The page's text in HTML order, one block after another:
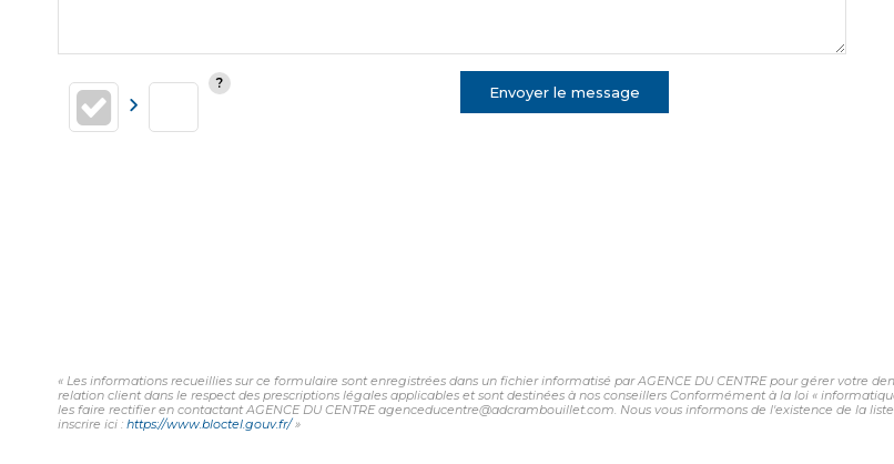
Envoyer le message
« Les informations recueillies sur ce formulaire sont enregistrées dans un fichier informatisé par AGENCE DU CENTRE pour gérer votre
relation client dans le respect des prescriptions légales applicables et sont destinées à nos conseillers Conformément à la loi «
les faire rectifier en contactant AGENCE DU CENTRE agenceducentre@adcrambouillet.com. Nous vous informons de l'existence de la
inscrire ici : https://www.bloctel.gouv.fr/»